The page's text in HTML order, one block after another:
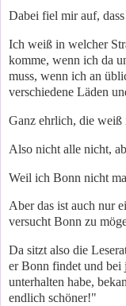
Dabei fiel mir auf,
Ich weiß in welcher
komme, wenn ich da
muss, wenn ich an
verschiedene Läden
Ganz ehrlich, die weiß
Also nicht alle nicht,
Weil ich Bonn nicht
Aber das ist auch nur
versucht Bonn zu
Da sitzt also die
er Bonn findet und bei
unterhalten habe,
endlich schöner!"